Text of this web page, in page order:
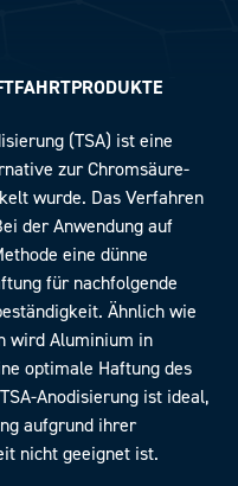
(TSA) ist eine
zur Chromsäure-
wurde. Das Verfahren
der Anwendung auf
eine dünne
für nachfolgende
Ähnlich wie
wird Aluminium in
optimale Haftung des
Anodisierung ist ideal,
aufgrund ihrer
nicht geeignet ist.